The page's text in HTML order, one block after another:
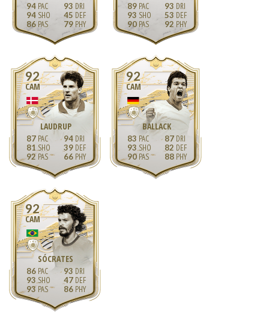
94
94
86
93
45
79
89
93
90
93
53
92
92
CAM
LAUDRUP
87
81
92
94
39
66
92
CAM
BALLACK
83
93
90
87
82
88
92
CAM
SÓCRATES
86
93
93
93
47
86